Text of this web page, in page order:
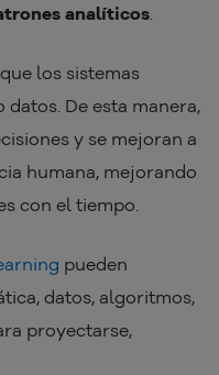
analíticos
los sistemas
De esta manera,
y se mejoran a
humana, mejorando
con el tiempo.
pueden
datos, algoritmos,
proyectarse,